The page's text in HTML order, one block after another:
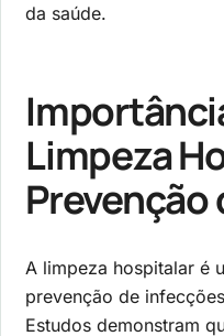
da saúde.
Limpeza
Prevenção
A limpeza hospitalar é
prevenção de
Estudos demonstram